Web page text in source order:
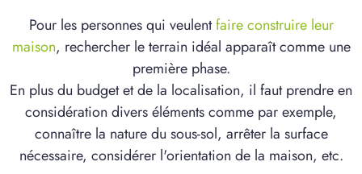
Pour les personnes qui veulentfaire construire leur
maison, rechercher le terrain idéal apparaît comme une
première phase.
En plus du budget et de la localisation, il faut prendre en
considération divers éléments comme par exemple,
connaître la nature du sous-sol, arrêter la surface
nécessaire, considérer l'orientation de la maison, etc.